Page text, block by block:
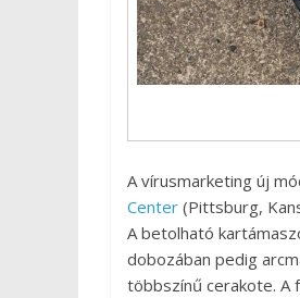
A vírusmarketing új
Center (Pittsburg,
A betolható
dobozában pedig
többszínű cerakote. A